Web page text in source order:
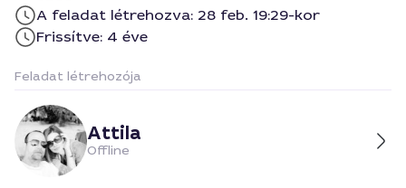
A feladat létrehozva: 28 feb. 19:29-kor
Frissítve: 4 éve
Feladat létrehozója
Attila
Offline